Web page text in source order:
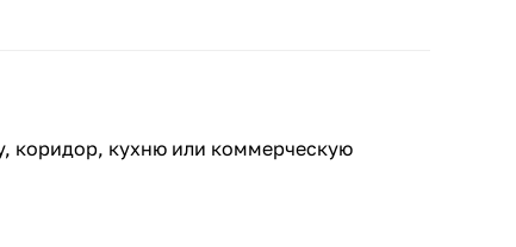
коридор, кухню или коммерческую